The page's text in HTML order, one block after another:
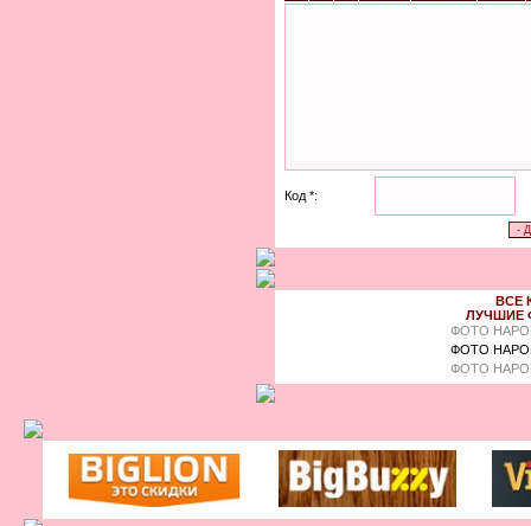
Код *:
ВСЕ
ЛУЧШИЕ
ФОТО
ФОТО
ФОТО